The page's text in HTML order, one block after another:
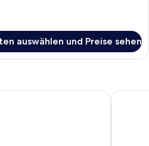
auswählen und Preise sehen
Hotel